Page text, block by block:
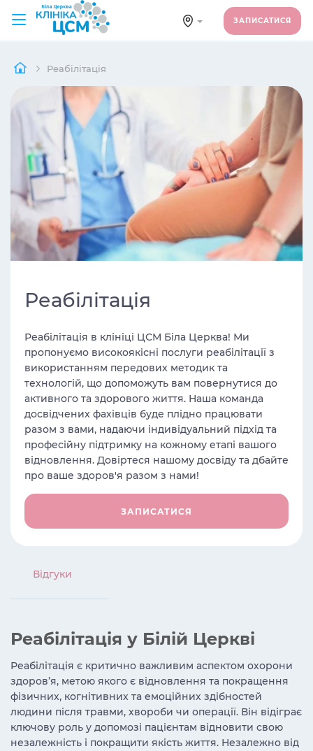
ЗАПИСАТИСЯ
Реабілітація
Реабілітація
Реабілітація в клініці ЦСМ Біла Церква! Ми
пропонуємо високоякісні послуги реабілітації з
використанням передових методик та
технологій, що допоможуть вам повернутися до
активного та здорового життя. Наша команда
досвідчених фахівців буде плідно працювати
разом з вами, надаючи індивідуальний підхід та
професійну підтримку на кожному етапі вашого
відновлення. Довіртеся нашому досвіду та дбайте
про ваше здоров'я разом з нами!
ЗАПИСАТИСЯ
Вiдгуки
Реабілітація у Білій Церкві
Реабілітація є критично важливим аспектом охорони
здоров’я, метою якого є відновлення та покращення
фізичних, когнітивних та емоційних здібностей
людини після травми, хвороби чи операції. Він відіграє
ключову роль у допомозі пацієнтам відновити свою
незалежність і покращити якість життя. Незалежно від